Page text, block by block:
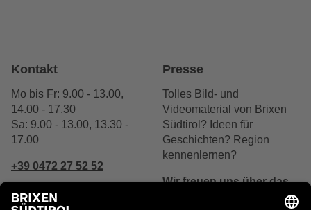
Kontakt
Mo bis Fr: 9.00 - 13.00,
14.00 - 17.30
Sa: 9.00 - 13.00, 13.30 -
17.00
+39 0472 27 52 52
Schreibe uns
Presse
Tolles Bild- und
Videomaterial von Brixen
Südtirol? Ideen für
Geschichten? Region
kennenlernen?
Wir freuen uns über das